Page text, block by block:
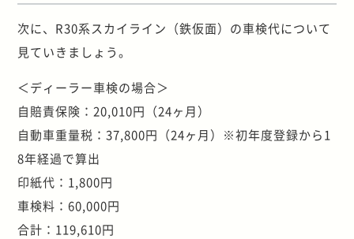
次に、R30系スカイライン（鉄仮面）の車検代について
見ていきましょう。
＜ディーラー車検の場合＞
自賠責保険：20,010円（24ヶ月）
自動車重量税：37,800円（24ヶ月）※初年度登録から1
8年経過で算出
印紙代：1,800円
車検料：60,000円
合計：119,610円